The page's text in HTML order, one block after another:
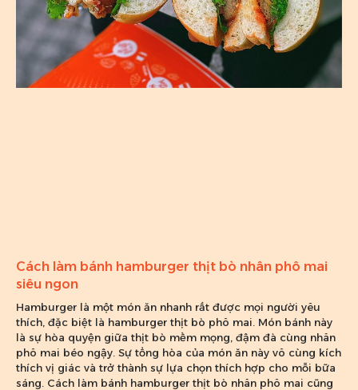
Cách làm bánh hamburger thịt bò nhân phô mai
siêu ngon
Hamburger là một món ăn nhanh rất được mọi người yêu
thích, đặc biệt là hamburger thịt bò phô mai. Món bánh này
là sự hòa quyện giữa thịt bò mềm mọng, đậm đà cùng nhân
phô mai béo ngậy. Sự tổng hòa của món ăn này vô cùng kích
thích vị giác và trở thành sự lựa chọn thích hợp cho mỗi bữa
sáng. Cách làm bánh hamburger thịt bò nhân phô mai cũng